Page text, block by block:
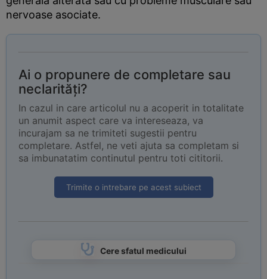
nervoase asociate.
Ai o propunere de completare sau
neclarități?
In cazul in care articolul nu a acoperit in totalitate
un anumit aspect care va intereseaza, va
incurajam sa ne trimiteti sugestii pentru
completare. Astfel, ne veti ajuta sa completam si
sa imbunatatim continutul pentru toti cititorii.
Trimite o intrebare pe acest subiect
Cere sfatul medicului